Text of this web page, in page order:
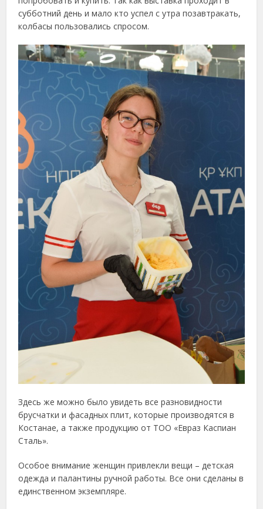
субботний день и мало кто успел с утра позавтракать,
колбасы пользовались спросом.
Здесь же можно было увидеть все разновидности
брусчатки и фасадных плит, которые производятся в
Костанае, а также продукцию от ТОО «Евраз Каспиан
Сталь».
Особое внимание женщин привлекли вещи – детская
одежда и палантины ручной работы. Все они сделаны в
единственном экземпляре.